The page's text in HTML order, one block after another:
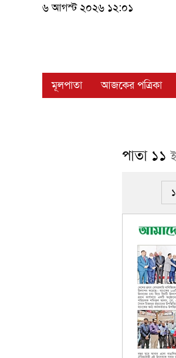
৬ আগস্ট ২০২৬ ১২:০১
মূলপাতা আজকের পত্রিকা
পাতা ১১
১